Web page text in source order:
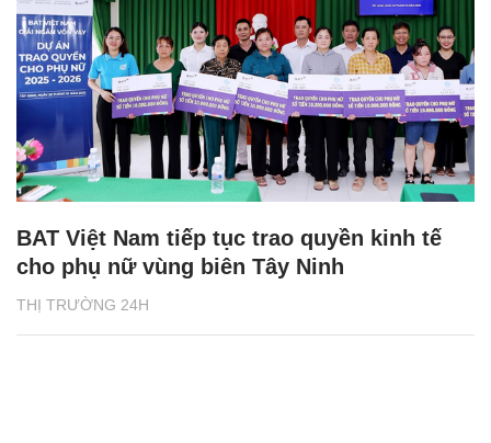
THỊ TRƯỜNG 24H
BAT Việt Nam tiếp tục trao quyền kinh tế
cho phụ nữ vùng biên Tây Ninh